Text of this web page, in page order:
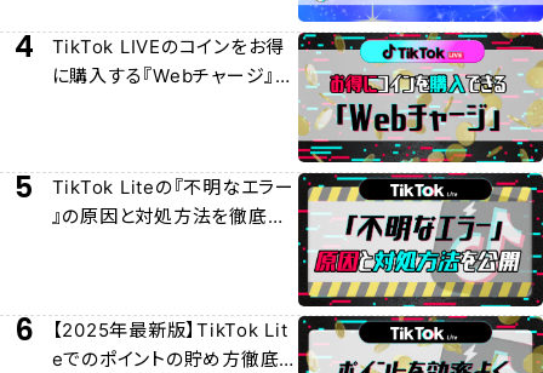
4
TikTok LIVEのコインをお得
に購入する『Webチャージ』に
5
TikTok Liteの『不明なエラー
』の原因と対処方法を徹底解
6
【2025年最新版】TikTok Lit
eでのポイントの貯め方徹底